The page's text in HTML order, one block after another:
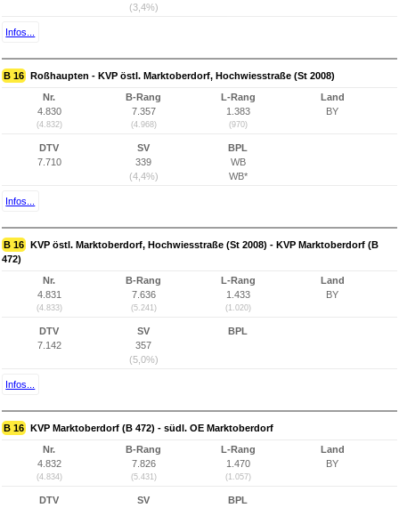
(3,4%)
Infos...
B 16 Roßhaupten - KVP östl. Marktoberdorf, Hochwiesstraße (St 2008)
Nr.
4.830
(4.832)
B-Rang
7.357
(4.968)
L-Rang
1.383
(970)
Land
BY
DTV
7.710
SV
339
(4,4%)
BPL
WB
WB*
Infos...
B 16 KVP östl. Marktoberdorf, Hochwiesstraße (St 2008) - KVP Marktoberdorf (B
472)
Nr.
4.831
(4.833)
B-Rang
7.636
(5.241)
L-Rang
1.433
(1.020)
Land
BY
DTV
7.142
SV
357
(5,0%)
BPL
Infos...
B 16 KVP Marktoberdorf (B 472) - südl. OE Marktoberdorf
Nr.
4.832
(4.834)
B-Rang
7.826
(5.431)
L-Rang
1.470
(1.057)
Land
BY
DTV SV BPL